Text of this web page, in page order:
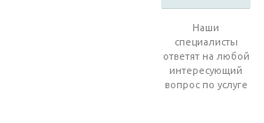
Наши
специалисты
ответят на любой
интересующий
вопрос по услуге